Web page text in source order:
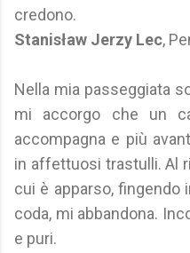
credono.
Stanisław Jerzy Lec,
Nella mia passeggiata
mi accorgo che un
accompagna e più
in affettuosi trastulli. Al
cui è apparso, fingendo
coda, mi abbandona.
e puri.